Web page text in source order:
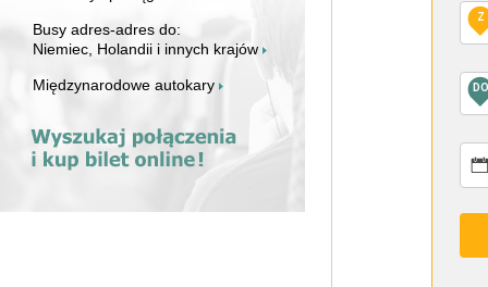
Busy adres-adres do:
Niemiec, Holandii i innych krajów
Międzynarodowe autokary
Z
DO